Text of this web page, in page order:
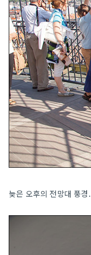
늦은 오후의 전망대 풍경.